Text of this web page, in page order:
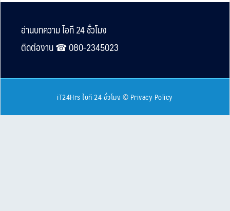
Footer
อ่านบทความ ไอที 24 ชั่วโมง
ติดต่องาน ☎︎ 080-2345023
iT24Hrs ไอที 24 ชั่วโมง © Privacy Policy